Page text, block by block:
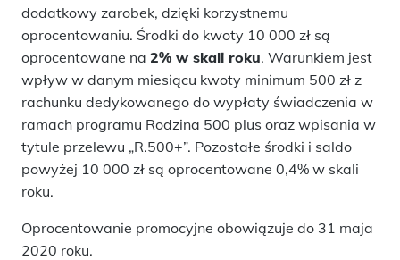
dodatkowy zarobek, dzięki korzystnemu
oprocentowaniu. Środki do kwoty 10 000 zł są
oprocentowane na 2% w skali roku. Warunkiem jest
wpływ w danym miesiącu kwoty minimum 500 zł z
rachunku dedykowanego do wypłaty świadczenia w
ramach programu Rodzina 500 plus oraz wpisania w
tytule przelewu „R.500+”. Pozostałe środki i saldo
powyżej 10 000 zł są oprocentowane 0,4% w skali
roku.
Oprocentowanie promocyjne obowiązuje do 31 maja
2020 roku.